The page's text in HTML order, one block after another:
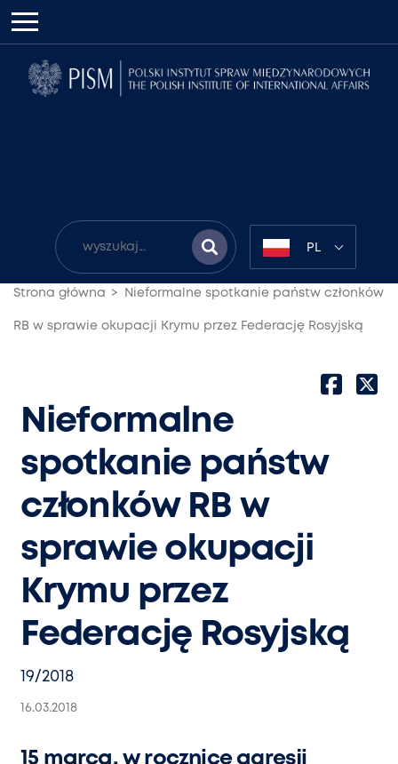
PL
Strona główna Nieformalne spotkanie państw członków
RB w sprawie okupacji Krymu przez Federację Rosyjską
Nieformalne
spotkanie państw
członków RB w
sprawie okupacji
Krymu przez
Federację Rosyjską
19/2018
16.03.2018
15 marca, w rocznicę agresji